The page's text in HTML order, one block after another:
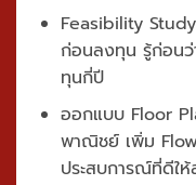
Feasibility Study
ก่อนลงทุน รู้ก่อนว่
ทุนกี่ปี
ออกแบบ Floor
พาณิชย์ เพิ่ม
ประสบการณ์ที่ดีให้